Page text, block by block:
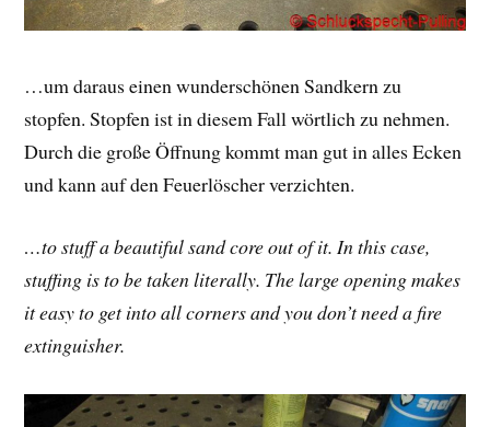
…um daraus einen wunderschönen Sandkern zu
stopfen. Stopfen ist in diesem Fall wörtlich zu nehmen.
Durch die große Öffnung kommt man gut in alles Ecken
und kann auf den Feuerlöscher verzichten.
…to stuff a beautiful sand core out of it. In this case,
stuffing is to be taken literally. The large opening makes
it easy to get into all corners and you don’t need a fire
extinguisher.